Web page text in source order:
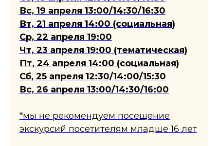
Вс, 19 апреля 13:00/14:30/16:30
Вт, 21 апреля 14:00 (социальная)
Ср, 22 апреля 19:00
Чт, 23 апреля 19:00 (тематическая)
Пт, 24 апреля 14:00 (социальная)
Сб, 25 апреля 12:30/14:00/15:30
Вс, 26 апреля 13:00/14:30/16:00
*мы не рекомендуем посещение
экскурсий посетителям младше 16 лет